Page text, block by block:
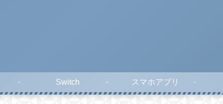
Switch スマホアプリ